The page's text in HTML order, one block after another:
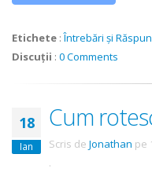
Etichete :Întrebări și
Discuții : 0 Comments
18
Ian
Cum
Scris de Jonathan pe
.